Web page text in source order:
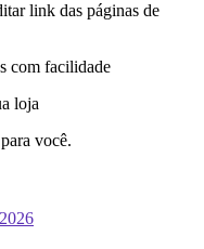
link das páginas de
com facilidade
loja
você.